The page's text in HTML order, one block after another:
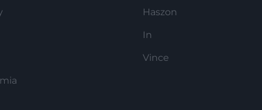
Haszon
In
Vince